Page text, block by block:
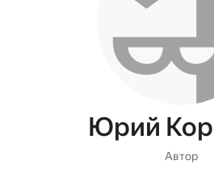
Юрий
Автор